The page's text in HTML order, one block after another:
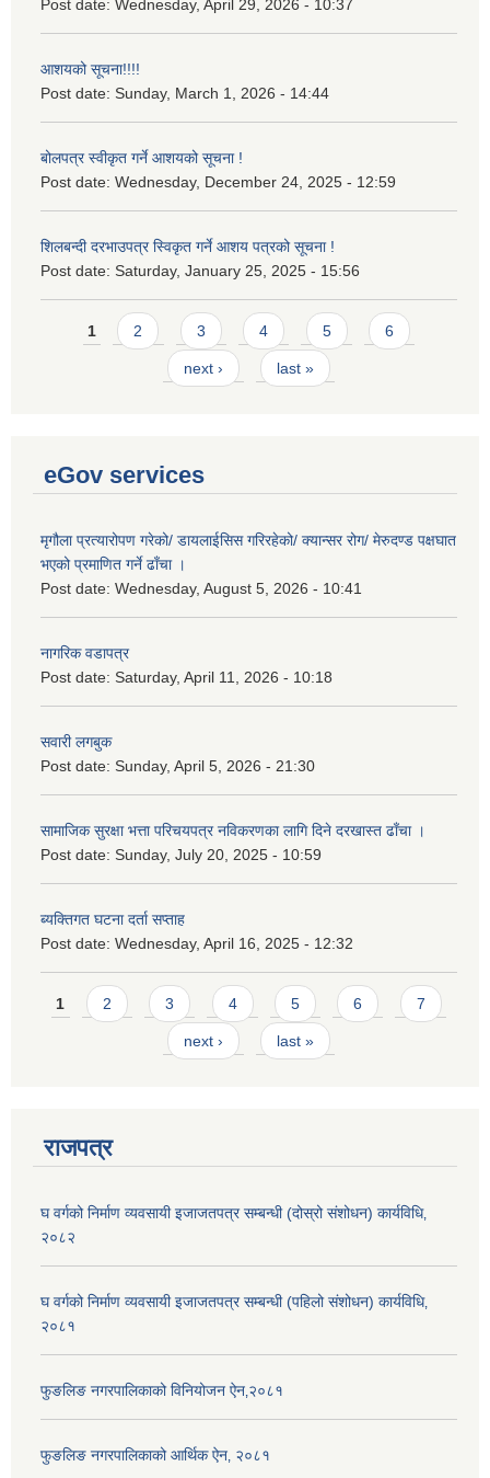
Post date: Wednesday, April 29, 2026 - 10:37
आशयको सूचना!!!!
Post date: Sunday, March 1, 2026 - 14:44
बोलपत्र स्वीकृत गर्ने आशयको सूचना !
Post date: Wednesday, December 24, 2025 - 12:59
शिलबन्दी दरभाउपत्र स्विकृत गर्ने आशय पत्रको सूचना !
Post date: Saturday, January 25, 2025 - 15:56
Pages
1 2 3 4 5 6
next › last »
eGov services
मृगौला प्रत्यारोपण गरेको/ डायलाईसिस गरिरहेको/ क्यान्सर रोग/ मेरुदण्ड पक्षघात
भएको प्रमाणित गर्ने ढाँचा ।
Post date: Wednesday, August 5, 2026 - 10:41
नागरिक वडापत्र
Post date: Saturday, April 11, 2026 - 10:18
सवारी लगबुक
Post date: Sunday, April 5, 2026 - 21:30
सामाजिक सुरक्षा भत्ता परिचयपत्र नविकरणका लागि दिने दरखास्त ढाँचा ।
Post date: Sunday, July 20, 2025 - 10:59
ब्यक्तिगत घटना दर्ता सप्ताह
Post date: Wednesday, April 16, 2025 - 12:32
Pages
1 2 3 4 5 6 7
next › last »
राजपत्र
घ वर्गको निर्माण व्यवसायी इजाजतपत्र सम्बन्धी (दोस्रो संशोधन) कार्यविधि‚
२०८२
घ वर्गको निर्माण व्यवसायी इजाजतपत्र सम्बन्धी (पहिलो संशोधन) कार्यविधि‚
२०८१
फुङलिङ नगरपालिकाको विनियोजन ऐन‚२०८१
फुङलिङ नगरपालिकाको आर्थिक ऐन‚ २०८१